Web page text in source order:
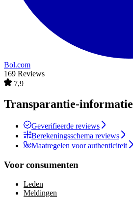
Bol.com
169 Reviews
7,9
Transparantie-informatie
Geverifieerde reviews
Berekeningsschema reviews
Maatregelen voor authenticiteit
Voor consumenten
Leden
Meldingen